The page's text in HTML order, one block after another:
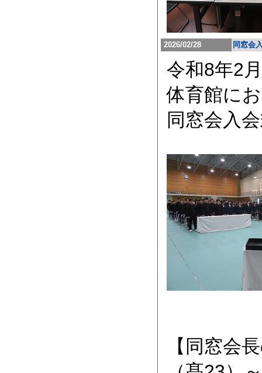
2026/02/28 同窓会
令和8年2
体育館に
同窓会入
【同窓会